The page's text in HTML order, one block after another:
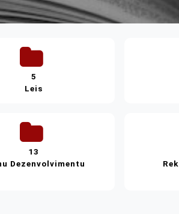
5
Leis
13
Dezenvolvimentu